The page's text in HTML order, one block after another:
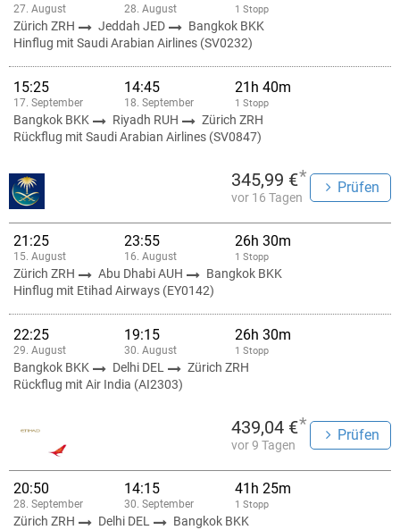
27. August 28. August 1 Stopp
Zürich ZRH Jeddah JED
Bangkok BKK
Hinflug mit Saudi Arabian Airlines (SV0232)
15:25
17. September
14:45
18. September
21h 40m
1 Stopp
Bangkok BKK Riyadh RUH
Zürich ZRH
Rückflug mit Saudi Arabian Airlines (SV0847)
345,99 €*
vor 16 Tagen
Prüfen
21:25
15. August
23:55
16. August
26h 30m
1 Stopp
Zürich ZRH Abu Dhabi AUH
Bangkok BKK
Hinflug mit Etihad Airways (EY0142)
22:25
29. August
19:15
30. August
26h 30m
1 Stopp
Bangkok BKK Delhi DEL
Zürich ZRH
Rückflug mit Air India (AI2303)
439,04 €*
vor 9 Tagen
Prüfen
20:50
28. September
14:15
30. September
41h 25m
1 Stopp
Zürich ZRH Delhi DEL
Bangkok BKK